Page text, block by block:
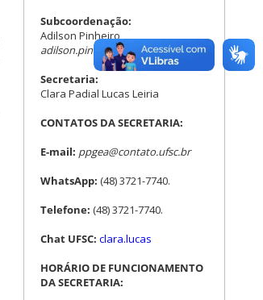
Subcoordenação:
Adilson Pinheiro
adilson.pinheiro@ufsc.br
Secretaria:
Clara Padial Lucas Leiria
CONTATOS DA SECRETARIA:
E-mail: ppgea@contato.ufsc.br
WhatsApp: (48) 3721-7740.
Telefone: (48) 3721-7740.
Chat UFSC: clara.lucas
HORÁRIO DE FUNCIONAMENTO
DA SECRETARIA: